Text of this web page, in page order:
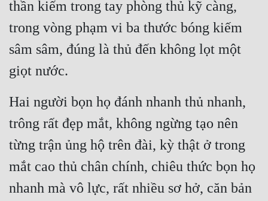
thần kiếm trong tay phòng thủ kỹ càng,
trong vòng phạm vi ba thước bóng kiếm
sâm sâm, đúng là thủ đến không lọt một
giọt nước.
Hai người bọn họ đánh nhanh thủ nhanh,
trông rất đẹp mắt, không ngừng tạo nên
từng trận ủng hộ trên đài, kỳ thật ở trong
mắt cao thủ chân chính, chiêu thức bọn họ
nhanh mà vô lực, rất nhiều sơ hở, căn bản